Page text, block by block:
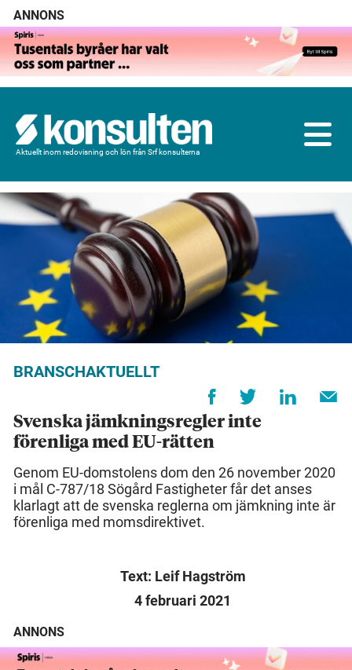
ANNONS
Aktuellt inom redovisning och lön från Srf konsulterna
BRANSCHAKTUELLT
Svenska jämkningsregler inte
förenliga med EU-rätten
Genom EU-domstolens dom den 26 november 2020
i mål C-787/18 Sögård Fastigheter får det anses
klarlagt att de svenska reglerna om jämkning inte är
förenliga med momsdirektivet.
Text: Leif Hagström
4 februari 2021
ANNONS